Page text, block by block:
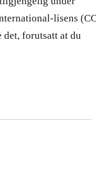
lisens
forutsatt at du